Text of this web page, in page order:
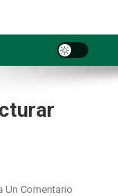
Un ComentarioEn